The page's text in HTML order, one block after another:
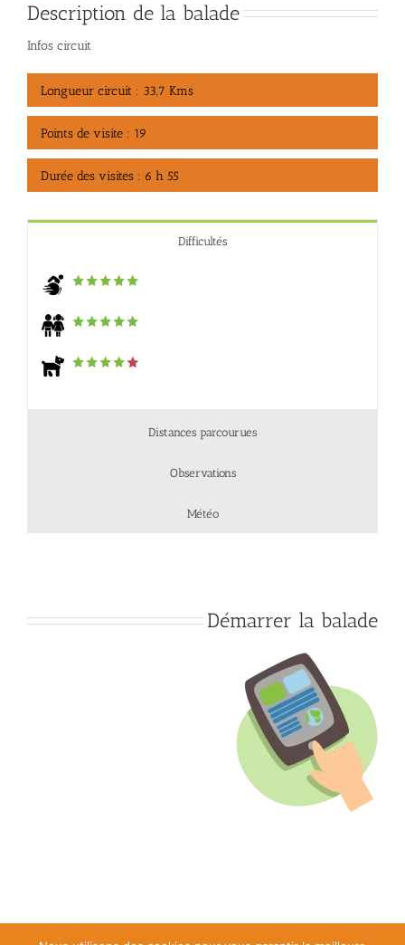
Description de la balade
Infos circuit
Longueur circuit : 33,7 Kms
Points de visite : 19
Durée des visites : 6 h 55
Difficultés
Distances parcourues
Observations
Météo
Démarrer la balade